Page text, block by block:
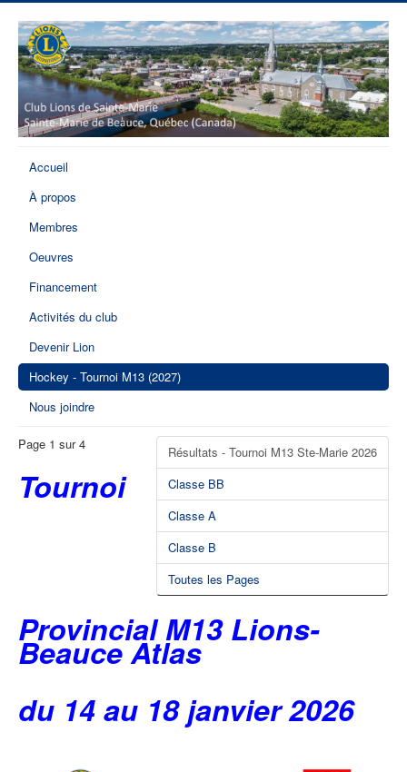
Accueil
À propos
Membres
Oeuvres
Financement
Activités du club
Devenir Lion
Hockey - Tournoi M13 (2027)
Nous joindre
Résultats - Tournoi M13 Ste-Marie 2026
Classe BB
Classe A
Classe B
Toutes les Pages
Page 1 sur 4
Tournoi
Provincial M13 Lions-
Beauce Atlas
du 14 au 18 janvier 2026